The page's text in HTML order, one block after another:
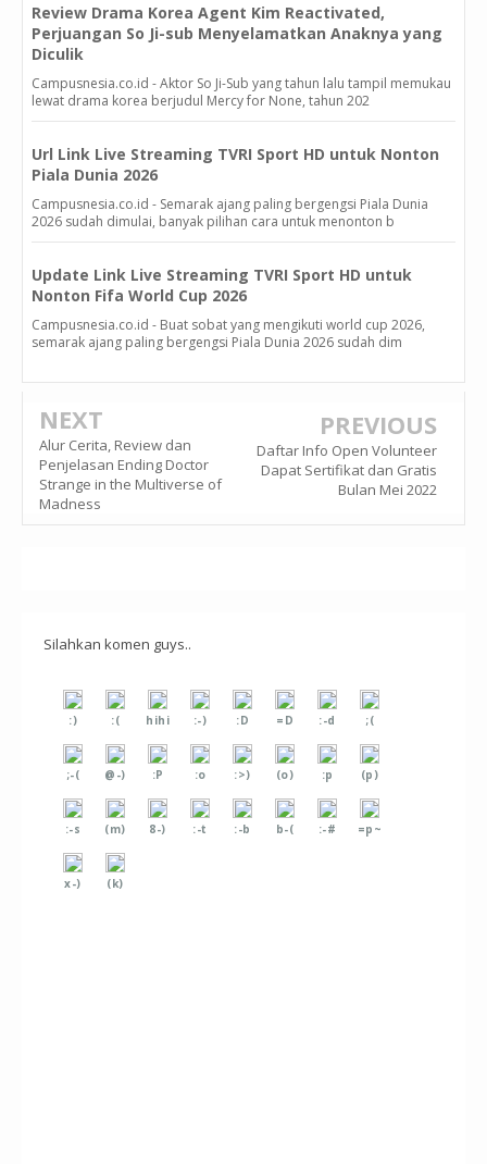
Review Drama Korea Agent Kim Reactivated,
Perjuangan So Ji-sub Menyelamatkan Anaknya yang
Diculik
Campusnesia.co.id - Aktor So Ji-Sub yang tahun lalu tampil memukau
lewat drama korea berjudul Mercy for None, tahun 202
Url Link Live Streaming TVRI Sport HD untuk Nonton
Piala Dunia 2026
Campusnesia.co.id - Semarak ajang paling bergengsi Piala Dunia
2026 sudah dimulai, banyak pilihan cara untuk menonton b
Update Link Live Streaming TVRI Sport HD untuk
Nonton Fifa World Cup 2026
Campusnesia.co.id - Buat sobat yang mengikuti world cup 2026,
semarak ajang paling bergengsi Piala Dunia 2026 sudah dim
NEXT
Alur Cerita, Review dan
Penjelasan Ending Doctor
Strange in the Multiverse of
Madness
PREVIOUS
Daftar Info Open Volunteer
Dapat Sertifikat dan Gratis
Bulan Mei 2022
Silahkan komen guys..
:) :( hihi :-) :D =D :-d ;(
;-( @-) :P :o :>) (o) :p (p)
:-s (m) 8-) :-t :-b b-( :-# =p~
x-) (k)